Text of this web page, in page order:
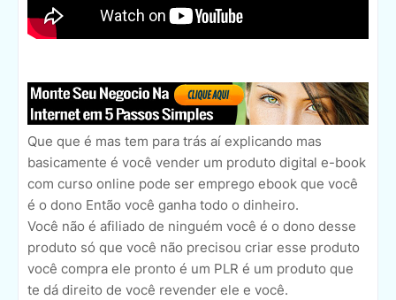
Que que é mas tem para trás aí explicando mas
basicamente é você vender um produto digital e-book
com curso online pode ser emprego ebook que você
é o dono Então você ganha todo o dinheiro.
Você não é afiliado de ninguém você é o dono desse
produto só que você não precisou criar esse produto
você compra ele pronto é um PLR é um produto que
te dá direito de você revender ele e você.